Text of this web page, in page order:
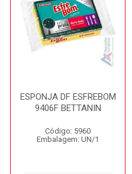
ESPONJA DF ESFREBOM
9406F BETTANIN
Código: 5960
Embalagem: UN/1